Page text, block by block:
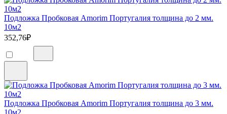
Подложка Пробковая Amorim Португалия толщина до 2 мм.
10м2
352,76₽
Подложка Пробковая Amorim Португалия толщина до 3 мм.